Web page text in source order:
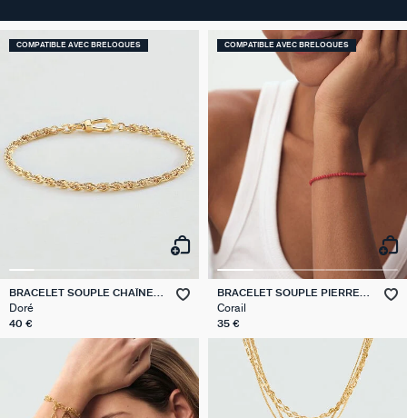
COMPATIBLE AVEC BRELOQUES
BRACELET SOUPLE CHAÎNE
CORDE
Doré
40 €
COMPATIBLE AVEC BRELOQUES
BRACELET SOUPLE PIERRES
NATURELLES
Corail
35 €